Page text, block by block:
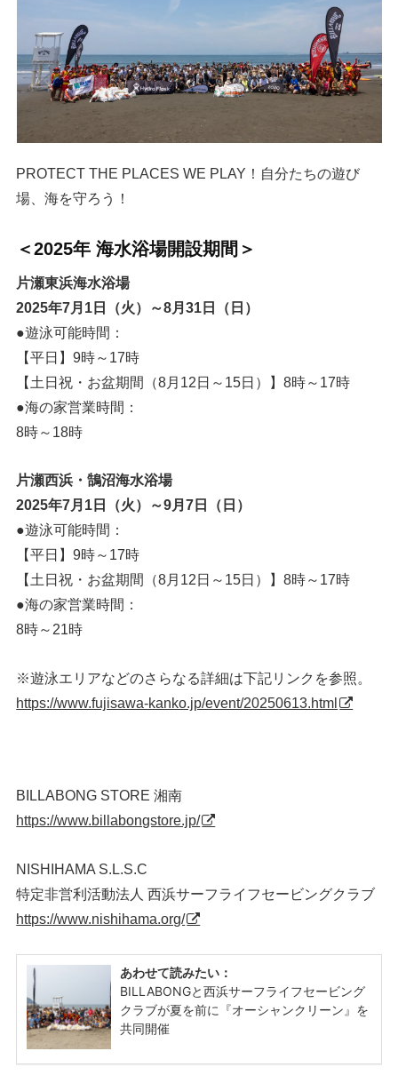
PROTECT THE PLACES WE PLAY！自分たちの遊び
場、海を守ろう！
＜2025年 海水浴場開設期間＞
片瀬東浜海水浴場
2025年7月1日（火）～8月31日（日）
●遊泳可能時間：
【平日】9時～17時
【土日祝・お盆期間（8月12日～15日）】8時～17時
●海の家営業時間：
8時～18時
片瀬西浜・鵠沼海水浴場
2025年7月1日（火）～9月7日（日）
●遊泳可能時間：
【平日】9時～17時
【土日祝・お盆期間（8月12日～15日）】8時～17時
●海の家営業時間：
8時～21時
※遊泳エリアなどのさらなる詳細は下記リンクを参照。
https://www.fujisawa-kanko.jp/event/20250613.html
BILLABONG STORE 湘南
https://www.billabongstore.jp/
NISHIHAMA S.L.S.C
特定非営利活動法人 西浜サーフライフセービングクラブ
https://www.nishihama.org/